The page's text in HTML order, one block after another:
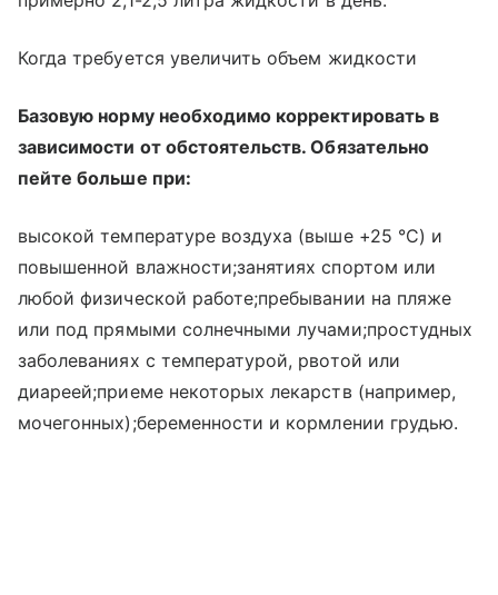
Когда требуется увеличить объем жидкости
Базовую норму необходимо корректировать в
зависимости от обстоятельств. Обязательно
пейте больше при:
высокой температуре воздуха (выше +25 °C) и
повышенной влажности;занятиях спортом или
любой физической работе;пребывании на пляже
или под прямыми солнечными лучами;простудных
заболеваниях с температурой, рвотой или
диареей;приеме некоторых лекарств (например,
мочегонных);беременности и кормлении грудью.